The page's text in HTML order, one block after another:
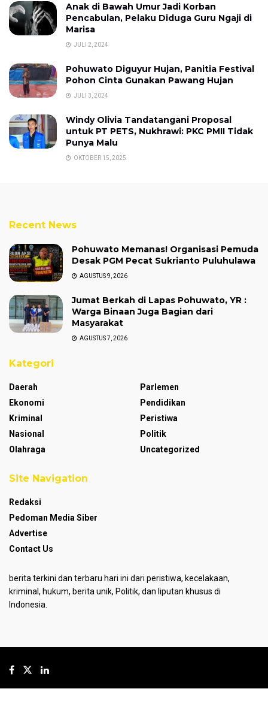
Anak di Bawah Umur Jadi Korban
Pencabulan, Pelaku Diduga Guru Ngaji di
Marisa
JULI 2, 2024
Pohuwato Diguyur Hujan, Panitia Festival
Pohon Cinta Gunakan Pawang Hujan
JULI 3, 2024
Windy Olivia Tandatangani Proposal
untuk PT PETS, Nukhrawi: PKC PMII Tidak
Punya Malu
OKTOBER 15, 2025
Recent News
Pohuwato Memanas! Organisasi Pemuda
Desak PGM Pecat Sukrianto Puluhulawa
AGUSTUS 9, 2026
Jumat Berkah di Lapas Pohuwato, YR :
Warga Binaan Juga Bagian dari
Masyarakat
AGUSTUS 7, 2026
Kategori
Daerah
Ekonomi
Kriminal
Nasional
Olahraga
Parlemen
Pendidikan
Peristiwa
Politik
Uncategorized
Site Navigation
Redaksi
Pedoman Media Siber
Advertise
Contact Us
berita terkini dan terbaru hari ini dari peristiwa, kecelakaan,
kriminal, hukum, berita unik, Politik, dan liputan khusus di
Indonesia.